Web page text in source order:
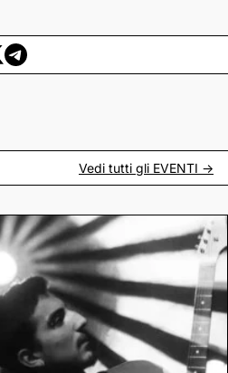
Vedi tutti gli EVENTI ->